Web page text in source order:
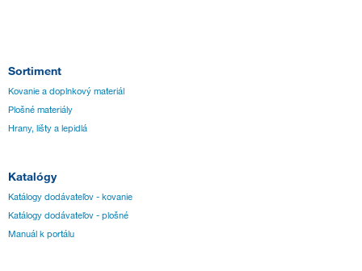
Sortiment
Kovanie a doplnkový materiál
Plošné materiály
Hrany, lišty a lepidlá
Katalógy
Katálogy dodávateľov - kovanie
Katálogy dodávateľov - plošné
Manuál k portálu